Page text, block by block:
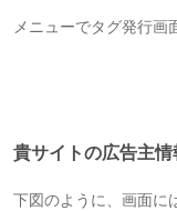
メニューでタグ発行画
貴サイトの広告主
下図のように、画面に